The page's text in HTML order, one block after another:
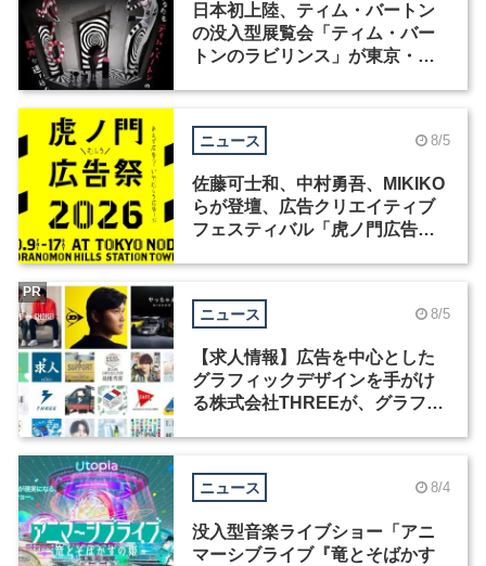
日本初上陸、ティム・バートン
の没入型展覧会「ティム・バー
トンのラビリンス」が東京・豊
ニュース 8/5
佐藤可士和、中村勇吾、MIKIKO
らが登壇、広告クリエイティブ
フェスティバル「虎ノ門広告
ニュース 8/5
【求人情報】広告を中心とした
グラフィックデザインを手がけ
る株式会社THREEが、グラフィ
PR
ニュース 8/4
没入型音楽ライブショー「アニ
マーシブライブ『竜とそばかす